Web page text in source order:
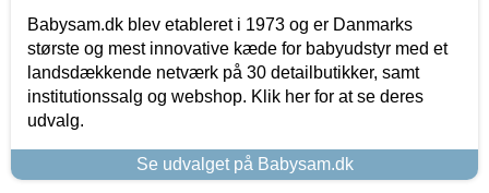
Babysam.dk blev etableret i 1973 og er Danmarks
største og mest innovative kæde for babyudstyr med et
landsdækkende netværk på 30 detailbutikker, samt
institutionssalg og webshop. Klik her for at se deres
udvalg.
Se udvalget på Babysam.dk